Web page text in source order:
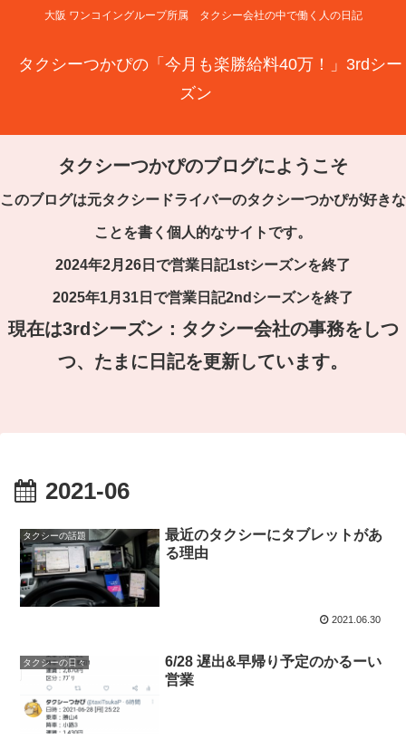
大阪 ワンコイングループ所属 タクシー会社の中で働く人の日記
タクシーつかぴの「今月も楽勝給料40万！」3rdシー
ズン
タクシーつかぴのブログにようこそ
このブログは元タクシードライバーのタクシーつかぴが好きな
ことを書く個人的なサイトです。
2024年2月26日で営業日記1stシーズンを終了
2025年1月31日で営業日記2ndシーズンを終了
現在は3rdシーズン：タクシー会社の事務をしつ
つ、たまに日記を更新しています。
2021-06
タクシーの話題
最近のタクシーにタブレットがあ
る理由
2021.06.30
タクシーの日々
6/28 遅出&早帰り予定のかるーい
営業